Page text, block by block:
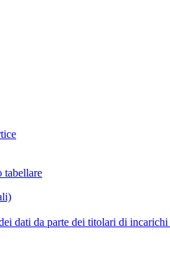
tabellare
dati da parte dei titolari di